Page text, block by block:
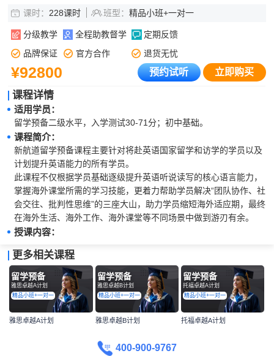
课时：228课时 班型：精品小班+一对一
分级教学 全程助教督学
定期反馈
品牌保证
官方合作 退货无忧
¥92800 预约试听 立即购买
课程详情
适用学员：
留学预备二级水平，入学测试30-71分；初中基础。
课程简介：
新航道留学预备课程主要针对将赴英语国家留学和访学的学员以及
计划提升英语能力的所有学员。
此课程不仅根据学员基础逐级提升英语听说读写的核心语言能力，
掌握海外课堂所需的学习技能，更着力帮助学员解决“团队协作、社
会交往、批判性思维”的三座大山，助力学员缩短海外适应期，最终
在海外生活、海外工作、海外课堂等不同场景中做到游刃有余。
授课内容：
更多相关课程
留学预备
雅思卓越A计划
精品小班+一对一
雅思卓越A计划
留学预备
雅思卓越B计划
精品小班+一对一
雅思卓越B计划
留学预备
托福卓越A计划
精品小班+一对一
托福卓越A计划
400-900-9767